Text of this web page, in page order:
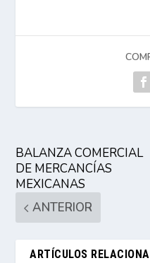
BALANZA COMERCIAL
DE MERCANCÍAS
MEXICANAS
ANTERIOR
ARTÍCULOS